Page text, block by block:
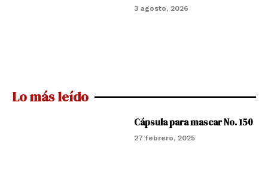
3 agosto, 2026
Lo más leído
Cápsula para mascar No. 150
27 febrero, 2025